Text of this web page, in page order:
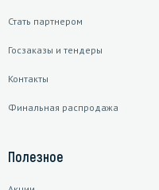
Стать партнером
Госзаказы и тендеры
Контакты
Финальная распродажа
Полезное